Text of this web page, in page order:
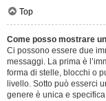
Top
Come posso mostrare
Ci possono essere due
messaggi. La prima è
forma di stelle, blocchi o
livello. Sotto può esserci
genere è unica e